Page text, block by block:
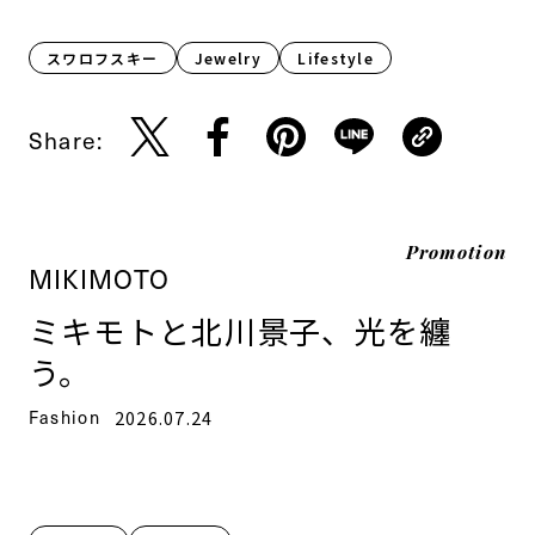
スワロフスキー Jewelry Lifestyle​
Share:
Promotion
MIKIMOTO
ミキモトと北川景子、光を纏
う。
Fashion 2026.07.24